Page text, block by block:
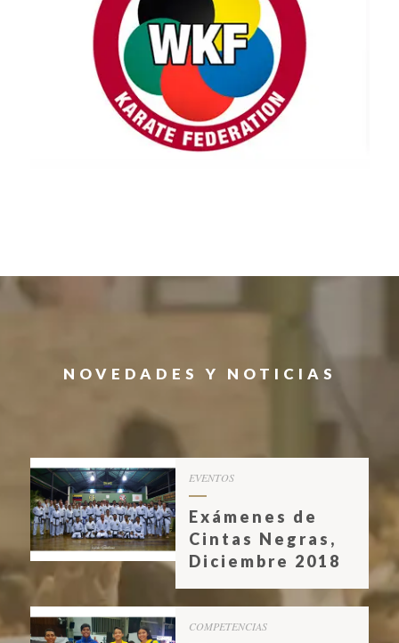
NOVEDADES Y NOTICIAS
EVENTOS
Exámenes de
Cintas Negras,
Diciembre 2018
COMPETENCIAS